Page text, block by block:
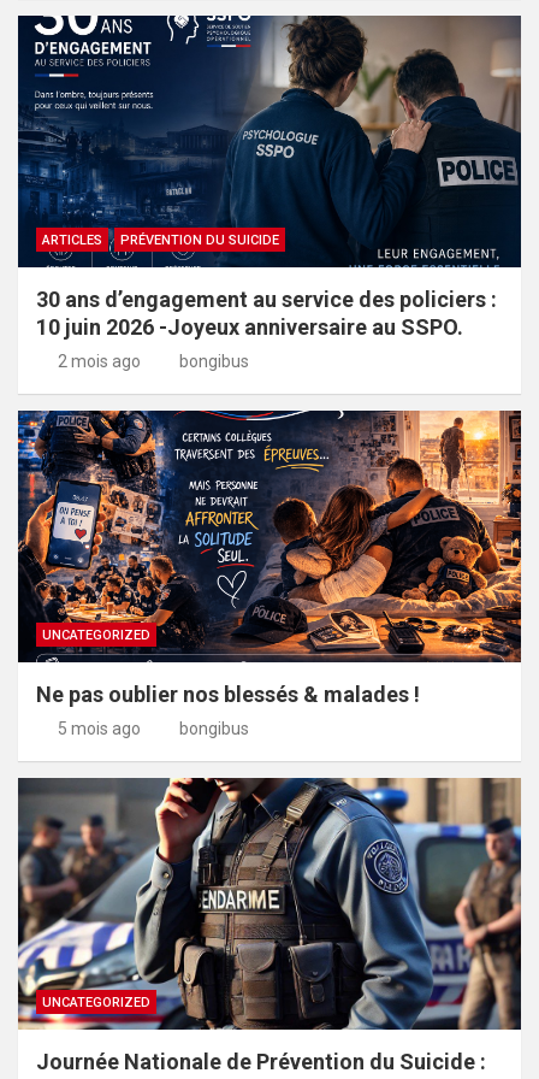
ARTICLES PRÉVENTION DU SUICIDE
30 ans d’engagement au service des policiers :
10 juin 2026 -Joyeux anniversaire au SSPO.
2 mois ago bongibus
UNCATEGORIZED
Ne pas oublier nos blessés & malades !
5 mois ago bongibus
UNCATEGORIZED
Journée Nationale de Prévention du Suicide :